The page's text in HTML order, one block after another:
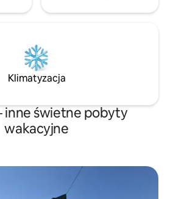
Klimatyzacja
inne świetne pobyty
wakacyjne